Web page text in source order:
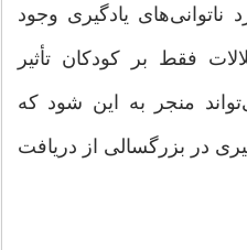
یادگیری وجود
فقط بر کودکان تأثیر
منجر به این شود که
در بزرگسالی از دریافت